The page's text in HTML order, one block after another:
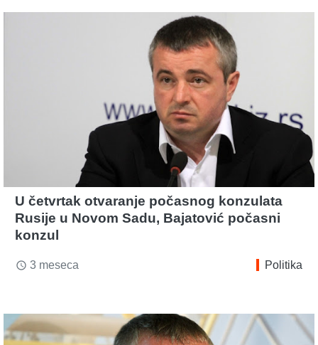
U četvrtak otvaranje počasnog konzulata
Rusije u Novom Sadu, Bajatović počasni
konzul
access_time 3 meseca Politika